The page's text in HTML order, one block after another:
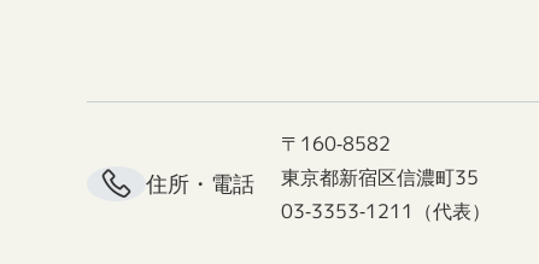
住所・電話
〒160-8582
東京都新宿区信濃町35
03-3353-1211（代表）